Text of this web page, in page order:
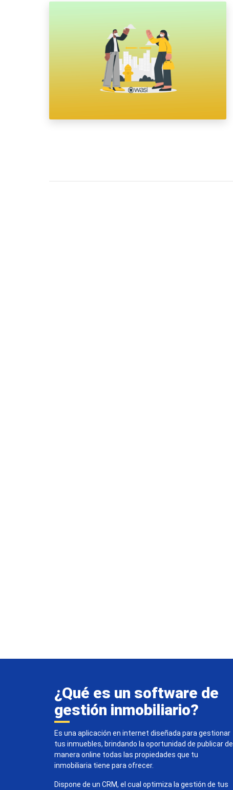
¿Qué es un software de
gestión inmobiliario?
Es una aplicación en internet diseñada para gestionar
tus inmuebles, brindando la oportunidad de publicar de
manera online todas las propiedades que tu
inmobiliaria tiene para ofrecer.
Dispone de un CRM, el cual optimiza la gestión de tus